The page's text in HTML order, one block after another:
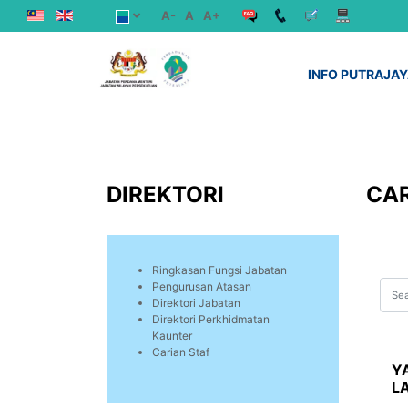
A- A A+
INFO
DIREKTORI
Ringkasan Fungsi Jabatan
Pengurusan Atasan
Direktori Jabatan
Direktori Perkhidmatan
Kaunter
Carian Staf